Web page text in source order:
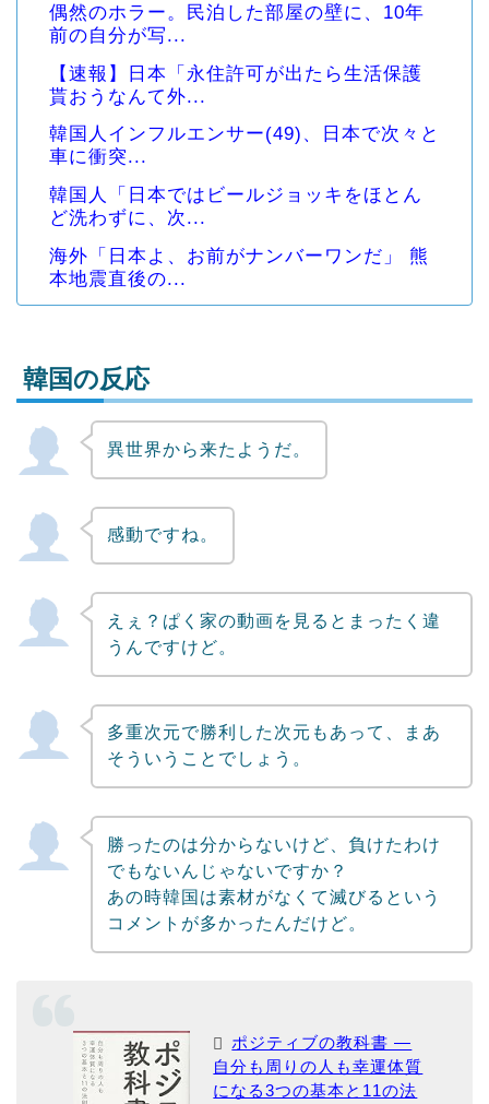
偶然のホラー。民泊した部屋の壁に、10年
前の自分が写...
【速報】日本「永住許可が出たら生活保護
貰おうなんて外...
韓国人インフルエンサー(49)、日本で次々と
車に衝突...
韓国人「日本ではビールジョッキをほとん
ど洗わずに、次...
海外「日本よ、お前がナンバーワンだ」 熊
本地震直後の...
Powered by livedoor 相互RSS
韓国の反応
異世界から来たようだ。
感動ですね。
えぇ？ぱく家の動画を見るとまったく違
うんですけど。
多重次元で勝利した次元もあって、まあ
そういうことでしょう。
勝ったのは分からないけど、負けたわけ
でもないんじゃないですか？
あの時韓国は素材がなくて滅びるという
コメントが多かったんだけど。
ポジティブの教科書 ―
自分も周りの人も幸運体質
になる3つの基本と11の法